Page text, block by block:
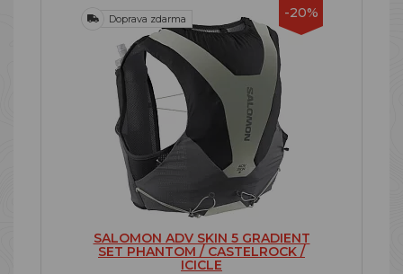
-20%
Doprava zdarma
SALOMON ADV SKIN 5 GRADIENT
SET PHANTOM / CASTELROCK /
ICICLE